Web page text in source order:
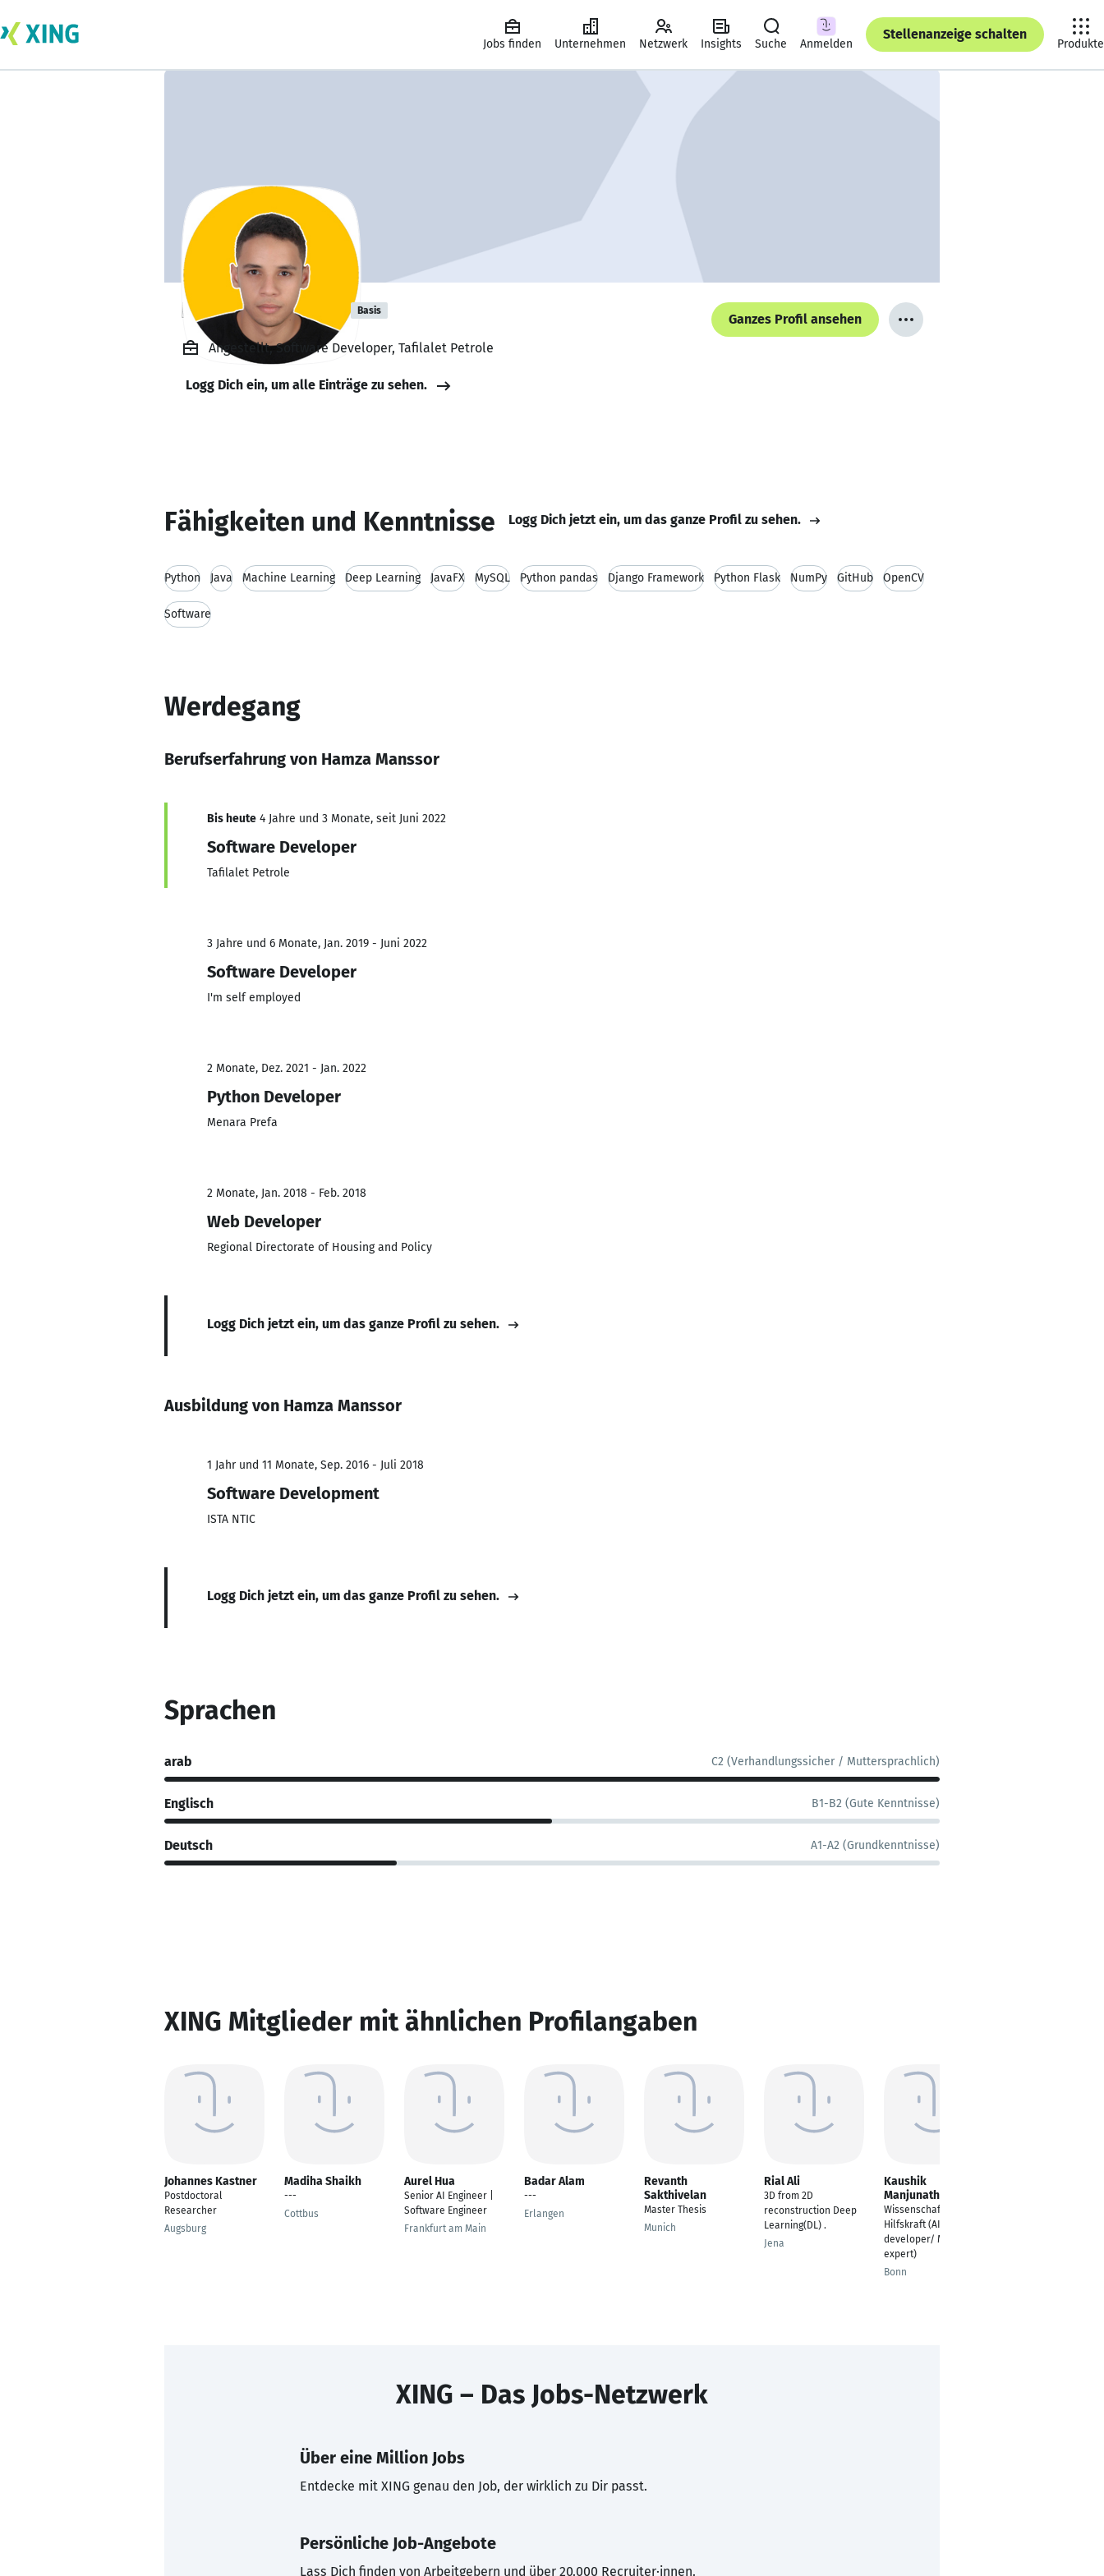
Jobs finden Unternehmen Netzwerk Insights Suche Anmelden
Stellenanzeige schalten
Produkte
Hamza Manssor Basis
Ganzes Profil ansehen
Angestellt, Software Developer, Tafilalet Petrole
Logg Dich ein, um alle Einträge zu sehen.
Fähigkeiten und Kenntnisse Logg Dich jetzt ein, um das ganze Profil zu sehen.
Python Java Machine Learning Deep Learning JavaFX MySQL Python pandas Django Framework Python Flask NumPy GitHub OpenCV
Software
Werdegang
Berufserfahrung von Hamza Manssor
Bis heute 4 Jahre und 3 Monate, seit Juni 2022
Software Developer
Tafilalet Petrole
3 Jahre und 6 Monate, Jan. 2019 - Juni 2022
Software Developer
I'm self employed
2 Monate, Dez. 2021 - Jan. 2022
Python Developer
Menara Prefa
2 Monate, Jan. 2018 - Feb. 2018
Web Developer
Regional Directorate of Housing and Policy
Logg Dich jetzt ein, um das ganze Profil zu sehen.
Ausbildung von Hamza Manssor
1 Jahr und 11 Monate, Sep. 2016 - Juli 2018
Software Development
ISTA NTIC
Logg Dich jetzt ein, um das ganze Profil zu sehen.
Sprachen
arab C2 (Verhandlungssicher / Muttersprachlich)
Englisch B1-B2 (Gute Kenntnisse)
Deutsch A1-A2 (Grundkenntnisse)
XING Mitglieder mit ähnlichen Profilangaben
Johannes Kastner
Postdoctoral
Researcher
Augsburg
Madiha Shaikh
---
Cottbus
Aurel Hua
Senior AI Engineer |
Software Engineer
Frankfurt am Main
Badar Alam
---
Erlangen
Revanth
Sakthivelan
Master Thesis
Munich
Rial Ali
3D from 2D
reconstruction Deep
Learning(DL) .
Jena
Kaushik
Manjunatha
Wissenschaftliche
Hilfskraft (AI audit
developer/ ML
expert)
Bonn
XING – Das Jobs-Netzwerk
Über eine Million Jobs
Entdecke mit XING genau den Job, der wirklich zu Dir passt.
Persönliche Job-Angebote
Lass Dich finden von Arbeitgebern und über 20.000 Recruiter·innen.